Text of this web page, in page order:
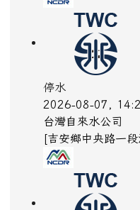
停水
2026-08-07,
台灣自來水公司
[吉安鄉中央路一